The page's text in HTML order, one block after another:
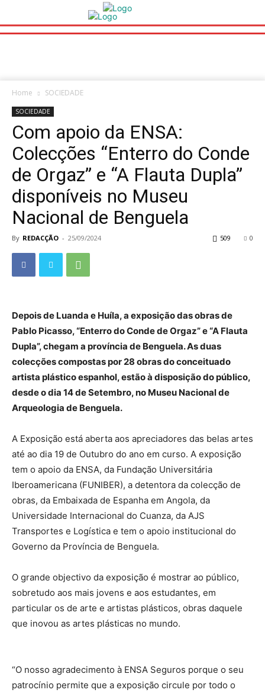
Home SOCIEDADE
SOCIEDADE
Com apoio da ENSA:
Colecções “Enterro do Conde
de Orgaz” e “A Flauta Dupla”
disponíveis no Museu
Nacional de Benguela
By REDACÇÃO - 25/09/2024 0
509
Depois de Luanda e Huíla, a exposição das obras de
Pablo Picasso, “Enterro do Conde de Orgaz” e “A Flauta
Dupla”, chegam a província de Benguela. As duas
colecções compostas por 28 obras do conceituado
artista plástico espanhol, estão à disposição do público,
desde o dia 14 de Setembro, no Museu Nacional de
Arqueologia de Benguela.
A Exposição está aberta aos apreciadores das belas artes
até ao dia 19 de Outubro do ano em curso. A exposição
tem o apoio da ENSA, da Fundação Universitária
Iberoamericana (FUNIBER), a detentora da colecção de
obras, da Embaixada de Espanha em Angola, da
Universidade Internacional do Cuanza, da AJS
Transportes e Logística e tem o apoio institucional do
Governo da Província de Benguela.
O grande objectivo da exposição é mostrar ao público,
sobretudo aos mais jovens e aos estudantes, em
particular os de arte e artistas plásticos, obras daquele
que inovou as artes plásticas no mundo.
“O nosso agradecimento à ENSA Seguros porque o seu
patrocínio permite que a exposição circule por todo o